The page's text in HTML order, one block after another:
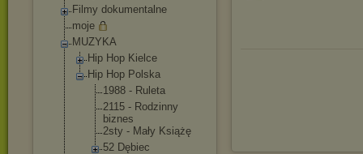
Filmy dokumentalne
moje
MUZYKA
Hip Hop Kielce
Hip Hop Polska
1988 - Ruleta
2115 - Rodzinny
biznes
2sty - Mały Książę
52 Dębiec